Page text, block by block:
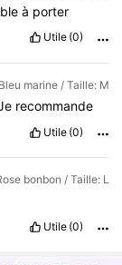
à porter
Utile (0)
marine / Taille: M
recommande
Utile (0)
bonbon / Taille: L
Utile (0)